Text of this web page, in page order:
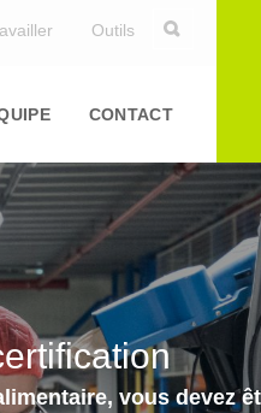
Outils
CONTACT
vous devez